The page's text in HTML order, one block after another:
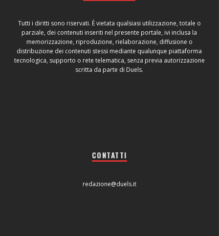
Tutti i diritti sono riservati. È vietata qualsiasi utilizzazione, totale o
parziale, dei contenuti inseriti nel presente portale, ivi inclusa la
memorizzazione, riproduzione, rielaborazione, diffusione o
distribuzione dei contenuti stessi mediante qualunque piattaforma
tecnologica, supporto o rete telematica, senza previa autorizzazione
scritta da parte di Duels.
CONTATTI
redazione@duels.it